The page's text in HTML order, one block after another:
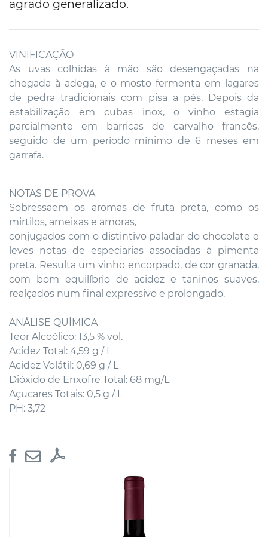
agrado generalizado.
VINIFICAÇÃO
As uvas colhidas à mão são desengaçadas na
chegada à adega, e o mosto fermenta em lagares
de pedra tradicionais com pisa a pés. Depois da
estabilização em cubas inox, o vinho estagia
parcialmente em barricas de carvalho francês,
seguido de um período mínimo de 6 meses em
garrafa.
NOTAS DE PROVA
Sobressaem os aromas de fruta preta, como os
mirtilos, ameixas e amoras,
conjugados com o distintivo paladar do chocolate e
leves notas de especiarias associadas à pimenta
preta. Resulta um vinho encorpado, de cor granada,
com bom equilíbrio de acidez e taninos suaves,
realçados num final expressivo e prolongado.
ANÁLISE QUÍMICA
Teor Alcoólico: 13,5 % vol.
Acidez Total: 4,59 g / L
Acidez Volátil: 0,69 g / L
Dióxido de Enxofre Total: 68 mg/L
Açucares Totais: 0,5 g / L
PH: 3,72